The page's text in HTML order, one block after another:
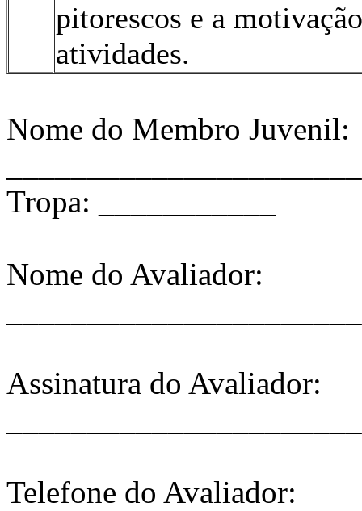
pitorescos e a
atividades.
Nome do Membro Juvenil:
Tropa: ___________
Nome do Avaliador:
Assinatura do Avaliador:
Telefone do Avaliador: